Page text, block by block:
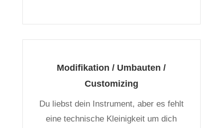
Modifikation / Umbauten /
Customizing
Du liebst dein Instrument, aber es fehlt
eine technische Kleinigkeit um dich